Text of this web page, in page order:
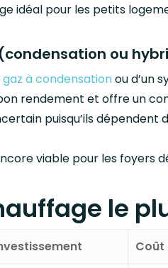
idéal pour les petits
ou
à condensationou d’un
rendement et offre un
puisqu’ils dépendent
viable pour les
le
Coût